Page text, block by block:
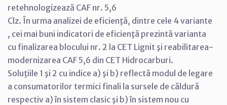
retehnologizează CAF nr. 5,6
Clz. În urma analizei de eficienţă, dintre cele 4 variante
, cei mai buni indicatori de eficienţă prezintă varianta
cu finalizarea blocului nr. 2 la CET Lignit şi reabilitarea-
modernizarea CAF 5,6 din CET Hidrocarburi.
Soluţiile 1 şi 2 cu indice a) şi b) reflectă modul de legare
a consumatorilor termici finali la sursele de căldură
respectiv a) în sistem clasic şi b) în sistem nou cu